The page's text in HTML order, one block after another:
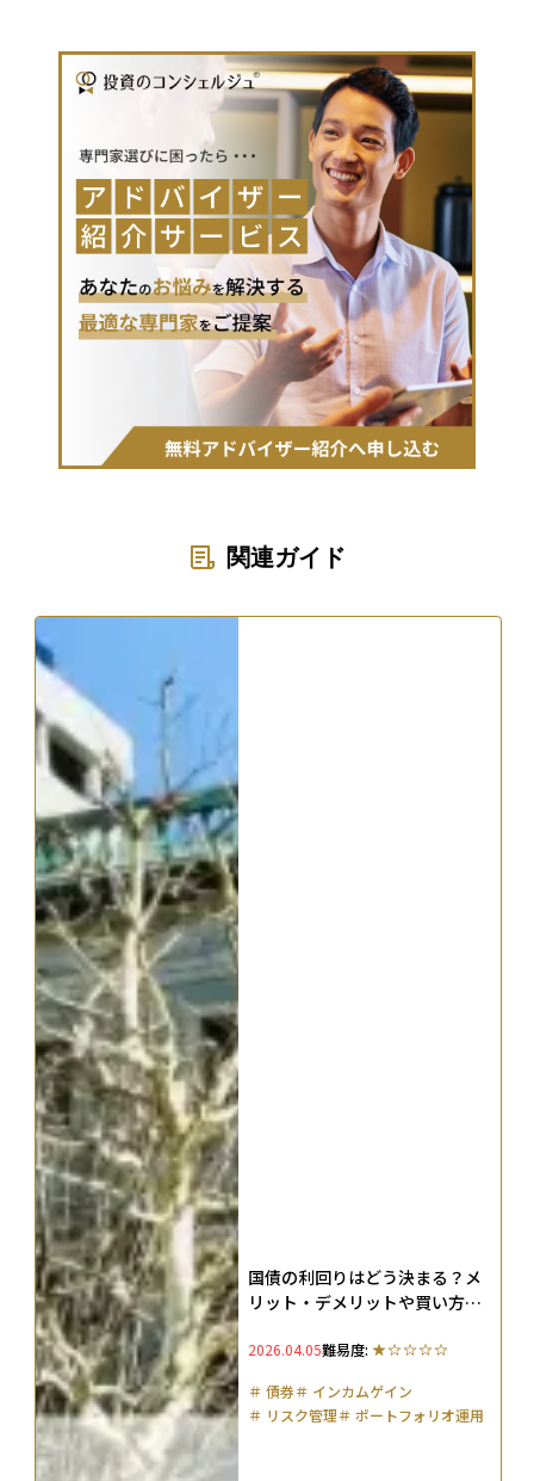
関連ガイド
国債の利回りはどう決まる？メ
リット・デメリットや買い方、
2026.04.05難易度:
＃ 債券＃ インカムゲイン
＃ リスク管理＃ ポートフォリオ運用